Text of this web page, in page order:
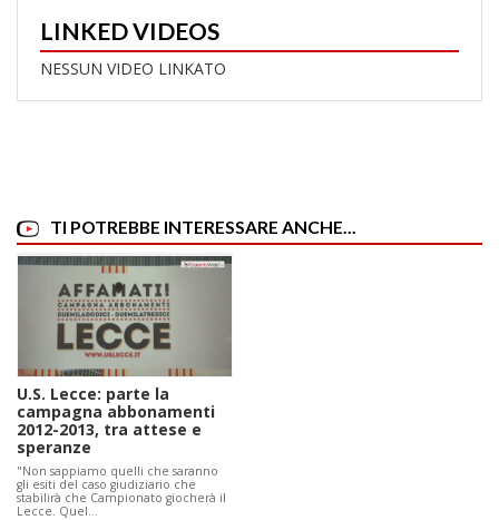
LINKED VIDEOS
NESSUN VIDEO LINKATO
TI POTREBBE INTERESSARE ANCHE...
U.S. Lecce: parte la
campagna abbonamenti
2012-2013, tra attese e
speranze
"Non sappiamo quelli che saranno
gli esiti del caso giudiziario che
stabilirà che Campionato giocherà il
Lecce. Quel…